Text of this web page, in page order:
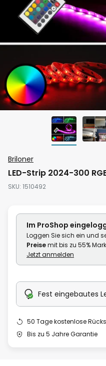
Zum
Anfang
der
Bildgalerie
Briloner
LED-Strip 2024-300
SKU 1510492
Im ProShop
Loggen Sie sich ein und
Preisemit bis zu 55%
Jetzt anmelden
Fest eingebautes
50 Tage kostenlose
Bis zu 5 Jahre Garantie